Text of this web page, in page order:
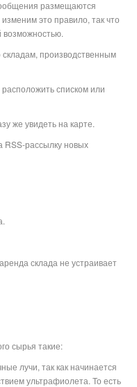
размещаются
это правило, так что
возможностью.
производственным
списком или
же увидеть на карте.
рассылку новых
склада не устраивает
сырья такие:
лучи, так как начинается
ультрафиолета. То есть